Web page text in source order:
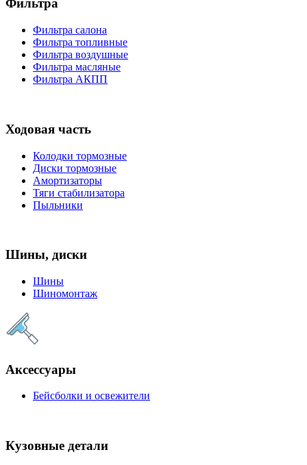
Фильтра
Фильтра салона
Фильтра топливные
Фильтра воздушные
Фильтра масляные
Фильтра АКПП
Ходовая часть
Колодки тормозные
Диски тормозные
Амортизаторы
Тяги стабилизатора
Пыльники
Шины, диски
Шины
Шиномонтаж
Аксессуары
Бейсболки и освежители
Кузовные детали